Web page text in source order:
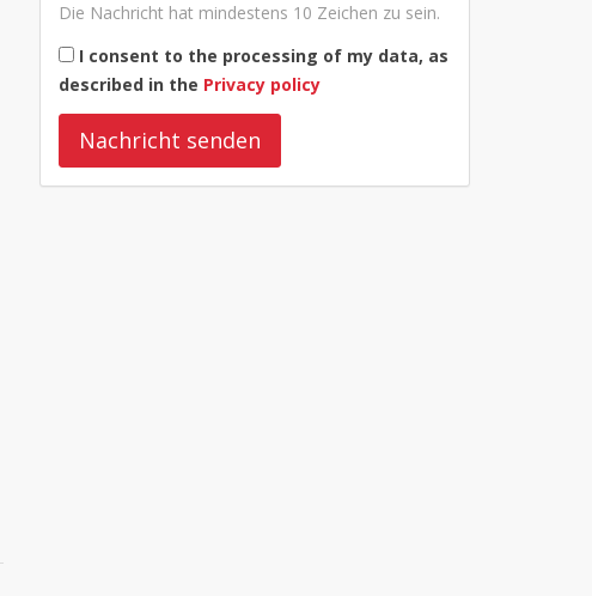
Die Nachricht hat mindestens 10 Zeichen zu sein.
I consent to the processing of my data, as
described in the Privacy policy
Nachricht senden